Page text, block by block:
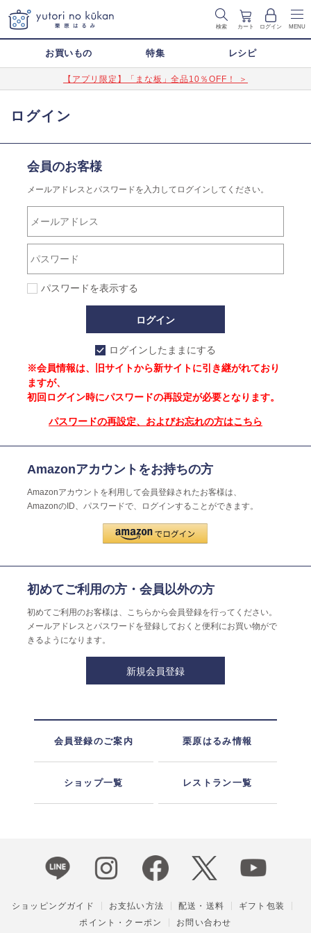
検索 カート ログイン MENU
お買いもの 特集 レシピ
【アプリ限定】「まな板」全品10％OFF！ ＞
ログイン
会員のお客様
メールアドレスとパスワードを入力してログインしてください。
パスワードを表示する
ログインしたままにする
※会員情報は、旧サイトから新サイトに引き継がれており
ますが、
初回ログイン時にパスワードの再設定が必要となります。
パスワードの再設定、およびお忘れの方はこちら
Amazonアカウントをお持ちの方
Amazonアカウントを利用して会員登録されたお客様は、
AmazonのID、パスワードで、ログインすることができます。
初めてご利用の方・会員以外の方
初めてご利用のお客様は、こちらから会員登録を行ってください。
メールアドレスとパスワードを登録しておくと便利にお買い物がで
きるようになります。
会員登録のご案内 栗原はるみ情報
ショップ一覧 レストラン一覧
ショッピングガイド お支払い方法 配送・送料
ギフト包装
ポイント・クーポン
お問い合わせ